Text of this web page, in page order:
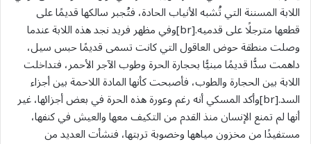
اللابة المسننة التي تُشبه الأنياب الحادة، فتُجبر سالكها قديمًا على
قطعها مترجلًا على قدميه.[br]وفي مظهر فريد نجد هذه اللابة عندما
وصلت منطقة حوض العاقول التي كانت تسمى قديمًا حبس سيل،
داهمت سدًّا قديمًا مبنيًّا بحجارة الحرة وطوب الآجر الأحمر، فتداخلت
اللابة بين الحجارة والطوب، فأصبحت كأنها المادة اللاحمة بين أجزاء
السد.[br]وأكد المسكي أنه رغم وعورة هذه الحرة في بعض أجزائها، غير
أنها لم تمنع الإنسان منذ القدم من التكيف معها والعيش في كنفها،
مستفيدًا من مخزون مياهها وخصوبة تربتها، فنشأت العديد من